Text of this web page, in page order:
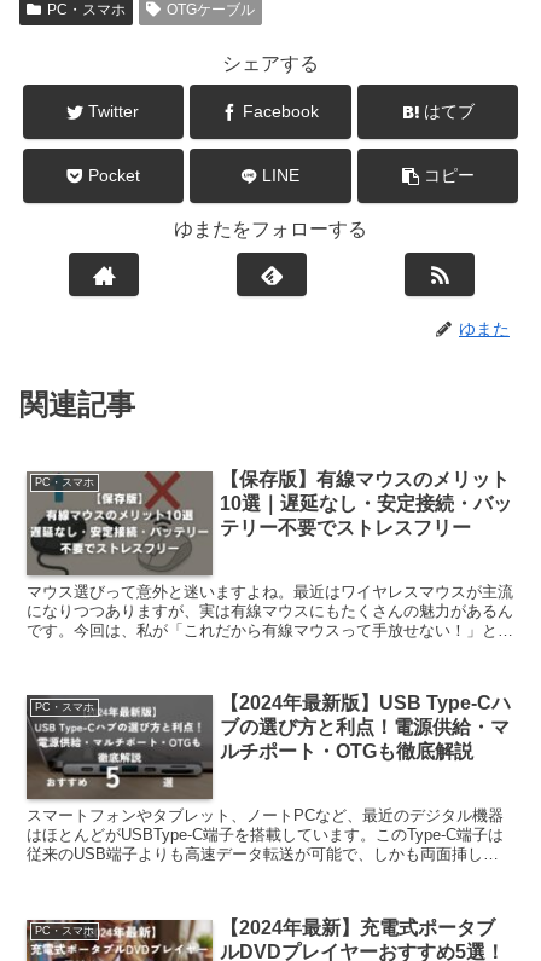
PC・スマホ OTGケーブル
シェアする
Twitter Facebook はてブ
Pocket LINE コピー
ゆまたをフォローする
ゆまた
関連記事
PC・スマホ
【保存版】有線マウスのメリット
10選｜遅延なし・安定接続・バッ
テリー不要でストレスフリー
マウス選びって意外と迷いますよね。最近はワイヤレスマウスが主流
になりつつありますが、実は有線マウスにもたくさんの魅力があるん
です。今回は、私が「これだから有線マウスって手放せない！」と思
PC・スマホ
【2024年最新版】USB Type-Cハ
ブの選び方と利点！電源供給・マ
ルチポート・OTGも徹底解説
スマートフォンやタブレット、ノートPCなど、最近のデジタル機器
はほとんどがUSBType-C端子を搭載しています。このType-C端子は
従来のUSB端子よりも高速データ転送が可能で、しかも両面挿しで
PC・スマホ
【2024年最新】充電式ポータブ
ルDVDプレイヤーおすすめ5選！